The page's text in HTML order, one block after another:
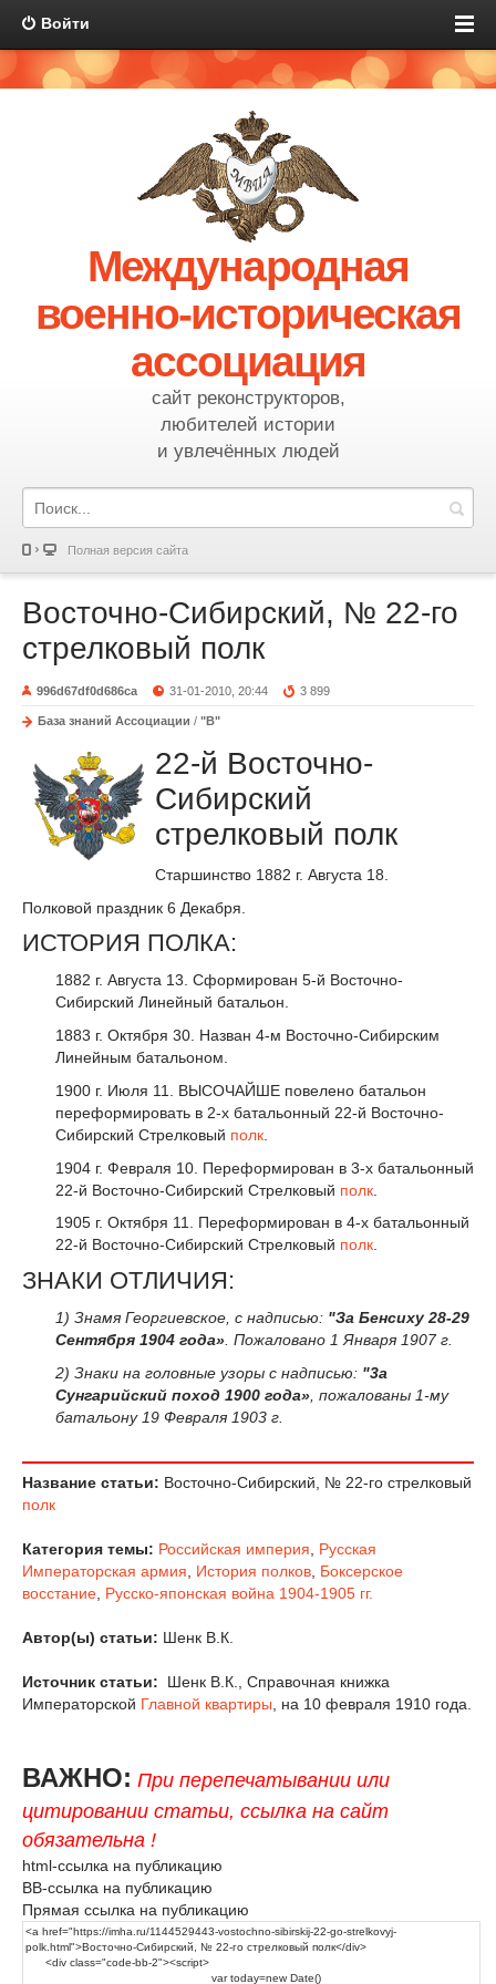
Войти
Международная
военно-историческая
ассоциация
сайт реконструкторов,
любителей истории
и увлечённых людей
Полная версия сайта
Восточно-Сибирский, № 22-го
стрелковый полк
996d67df0d686ca 31-01-2010, 20:44 3 899
База знаний Ассоциации / "В"
22-й Восточно-
Сибирский
стрелковый полк
Старшинство 1882 г. Августа 18.
Полковой праздник 6 Декабря.
ИСТОРИЯ ПОЛКА:
1882 г. Августа 13. Сформирован 5-й Восточно-
Сибирский Линейный батальон.
1883 г. Октября 30. Назван 4-м Восточно-Сибирским
Линейным батальоном.
1900 г. Июля 11. ВЫСОЧАЙШЕ повелено батальон
переформировать в 2-х батальонный 22-й Восточно-
Сибирский Стрелковый полк
1904 г. Февраля 10. Переформирован в 3-х батальонный
22-й Восточно-Сибирский Стрелковый полк
1905 г. Октября 11. Переформирован в 4-х батальонный
22-й Восточно-Сибирский Стрелковый полк.
ЗНАКИ ОТЛИЧИЯ:
1) Знамя Георгиевское, с надписью: "За Бенсиху 28-29
Сентября 1904 года» . Пожаловано 1 Января 1907 г.
2) Знаки на головные узоры с надписью: "3а
Сунгарийский поход 1900 года» , пожалованы 1-му
батальону 19 Февраля 1903 г.
Название статьи: Восточно-Сибирский, № 22-го стрелковый
полк
Категория темы: Российская империя
Русская
Императорская армия
История полков Боксерское
восстание Русско-японская война 1904-1905 гг.
Автор(ы) статьи: Шенк В.К.
Источник статьи:
Шенк В.К., Справочная книжка
Императорской Главной квартиры , на 10 февраля 1910 года.
ВАЖНО: При перепечатывании или
цитировании статьи, ссылка на сайт
обязательна !
html-ссылка на публикацию
BB-ссылка на публикацию
Прямая ссылка на публикацию